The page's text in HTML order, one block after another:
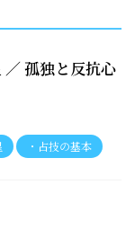
孤独と反抗心
・占技の基本